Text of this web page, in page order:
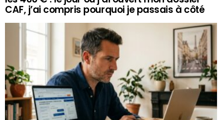
CAF, j’ai compris pourquoi je passais à côté